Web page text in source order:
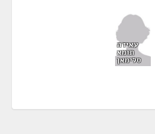
עאידה
תומא
סלימאן